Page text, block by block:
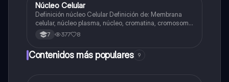
Biologia
Núcleo Celular
Definición núcleo Celular Definición de: Membrana
celular, núcleo plasma, núcleo, cromatina, cromosoma
Interfase Fases de la interfase
7 377 8
Contenidos más populares 9